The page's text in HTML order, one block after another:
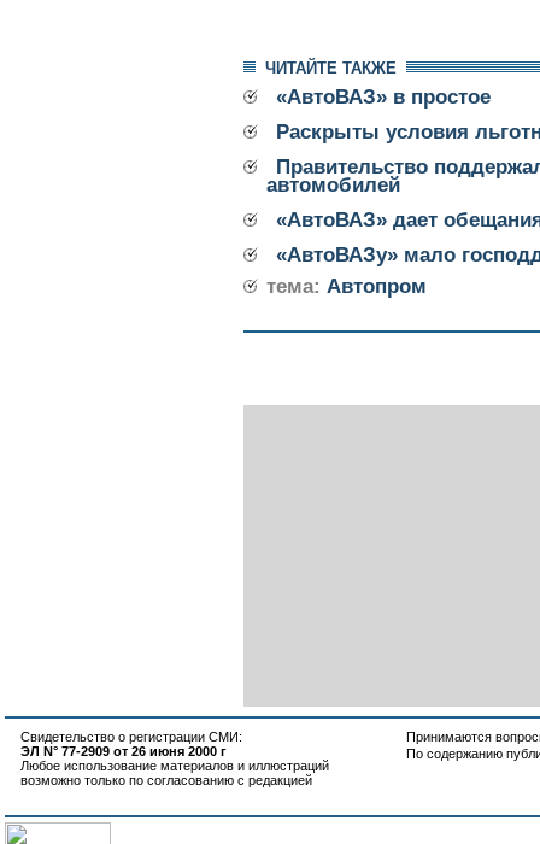
ЧИТАЙТЕ ТАКЖЕ
«АвтоВАЗ» в простое
Раскрыты условия
Правительство
автомобилей
«АвтоВАЗ» дает
«АвтоВАЗу» мало
тема: Автопром
Свидетельство о регистрации СМИ:
ЭЛ N° 77-2909 от 26 июня 2000 г
Любое использование материалов и иллюстраций
возможно только по согласованию с редакцией
Принимаются
По содержанию